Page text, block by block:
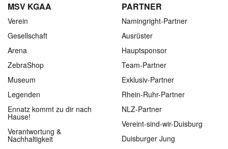
MSV KGAA
Verein
Gesellschaft
Arena
ZebraShop
Museum
Legenden
Ennatz kommt zu dir nach
Hause!
Verantwortung &
Nachhaltigkeit
PARTNER
Namingright-Partner
Ausrüster
Hauptsponsor
Team-Partner
Exklusiv-Partner
Rhein-Ruhr-Partner
NLZ-Partner
Vereint-sind-wir-Duisburg
Duisburger Jung